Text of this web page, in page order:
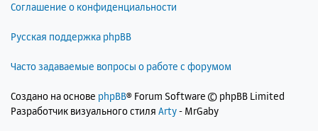
Соглашение о конфиденциальности
Русская поддержка phpBB
Часто задаваемые вопросы о работе с форумом
Создано на основе phpBB® Forum Software © phpBB Limited
Разработчик визуального стиля Arty- MrGaby